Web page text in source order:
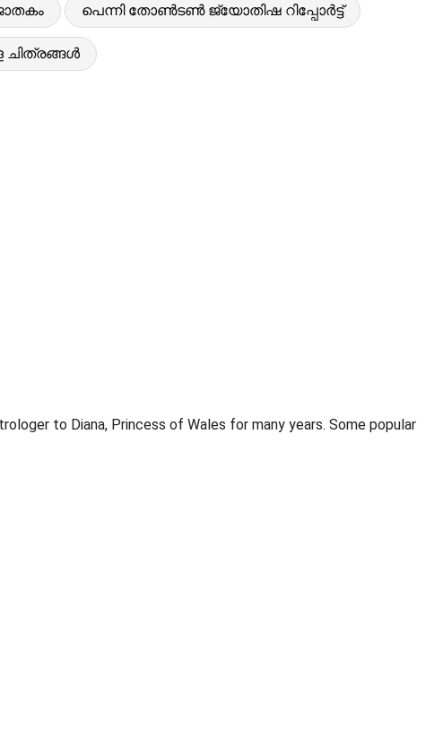
പെന്നി തോൺടൺ ജ്യോതിഷ റിപ്പോർട്ട്
to Diana, Princess of Wales for many years. Some popular